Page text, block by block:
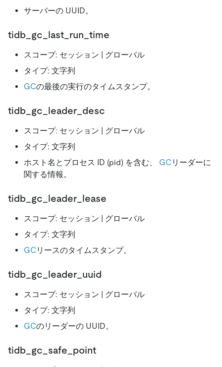
サーバーの UUID。
tidb_gc_last_run_time
スコープ: セッション | グローバル
タイプ: 文字列
GCの最後の実行のタイムスタンプ。
tidb_gc_leader_desc
スコープ: セッション | グローバル
タイプ: 文字列
ホスト名とプロセス ID (pid) を含む、 GCリーダーに
関する情報。
tidb_gc_leader_lease
スコープ: セッション | グローバル
タイプ: 文字列
GCリースのタイムスタンプ。
tidb_gc_leader_uuid
スコープ: セッション | グローバル
タイプ: 文字列
GCのリーダーの UUID。
tidb_gc_safe_point